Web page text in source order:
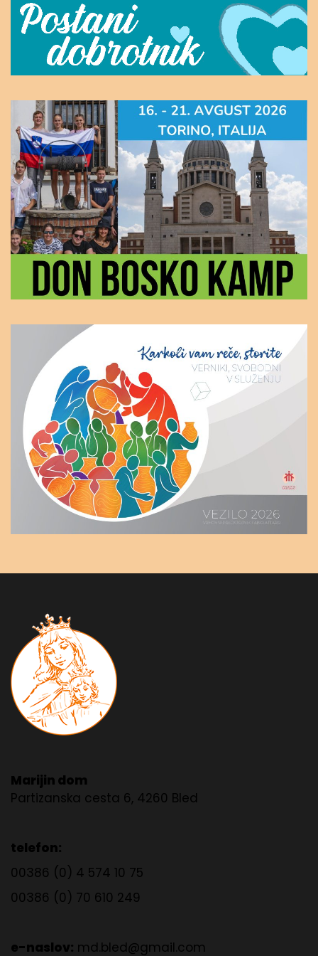
Marijin dom
Partizanska cesta 6, 4260 Bled
telefon:
00386 (0) 4 574 10 75
00386 (0) 70 610 249
e-naslov: md.bled@gmail.com